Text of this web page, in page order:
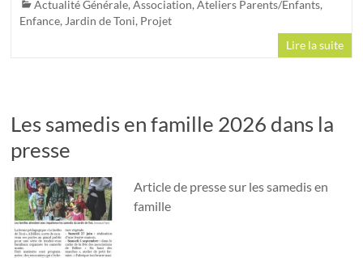
Actualité Générale,Association,Ateliers Parents/Enfants,
Enfance, Jardin de Toni, Projet
Lire la suite
Les samedis en famille 2026 dans la
presse
Article de presse sur les samedis en
famille